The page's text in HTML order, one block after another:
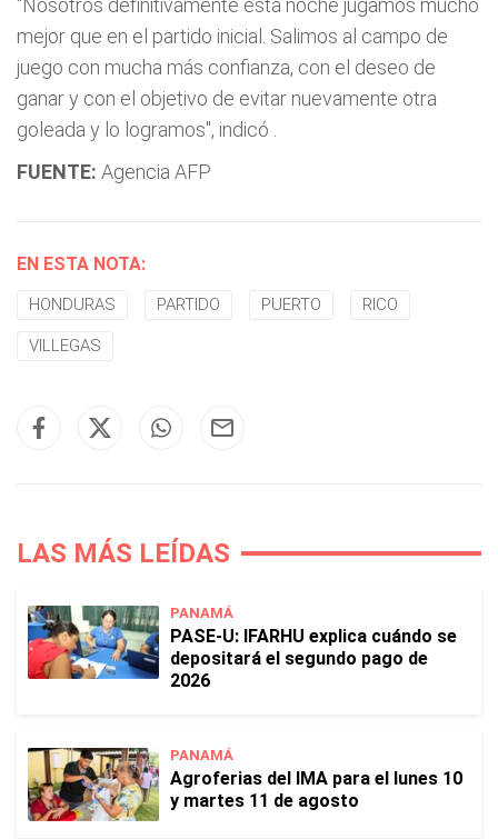
"Nosotros definitivamente esta noche jugamos mucho
mejor que en el partido inicial. Salimos al campo de
juego con mucha más confianza, con el deseo de
ganar y con el objetivo de evitar nuevamente otra
goleada y lo logramos", indicó .
FUENTE: Agencia AFP
EN ESTA NOTA:
HONDURAS PARTIDO PUERTO RICO
VILLEGAS
LAS MÁS LEÍDAS
PANAMÁ
PASE-U: IFARHU explica cuándo se
depositará el segundo pago de
2026
PANAMÁ
Agroferias del IMA para el lunes 10
y martes 11 de agosto